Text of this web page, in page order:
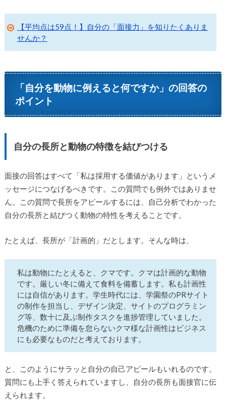
【平均点は59点！】自分の「面接力」を知りたくありま
せんか？
「自分を動物に例えると何ですか」の回答の
ポイント
自分の長所と動物の特徴を結びつける
面接の回答はすべて「私は採用する価値があります」というメ
ッセージにつなげるべきです。この質問でも例外ではありませ
ん。この質問で長所をアピールするには、自己分析でわかった
自分の長所と結びつく動物の特性を考えることです。
たとえば、長所が「計画的」だとします。そんな時は、
私は動物にたとえると、クマです。クマは計画的な動物
です。厳しい冬に備えて食料を備蓄します。私も計画性
には自信があります。学生時代には、学園祭のPRサイト
の制作を担当し、デザイン決定、サイトのプログラミン
グ等、数十に及ぶ制作タスクを進捗管理していました。
危機のために準備を怠らないクマ様な計画性はビジネス
にも必要なものだと考えております。
と、このようにサラッと自分の自己アピールもいれるのです。
質問にも上手く答えられていますし、自分の長所も面接官に伝
えられます。